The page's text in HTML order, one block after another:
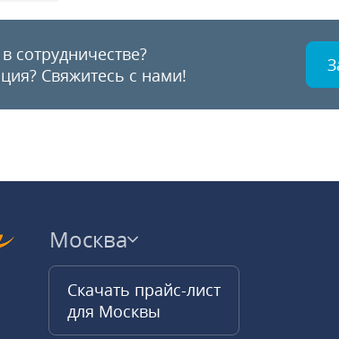
сотрудничестве?
Свяжитесь с нами!
Москва
Скачать прайс-лист
для Москвы